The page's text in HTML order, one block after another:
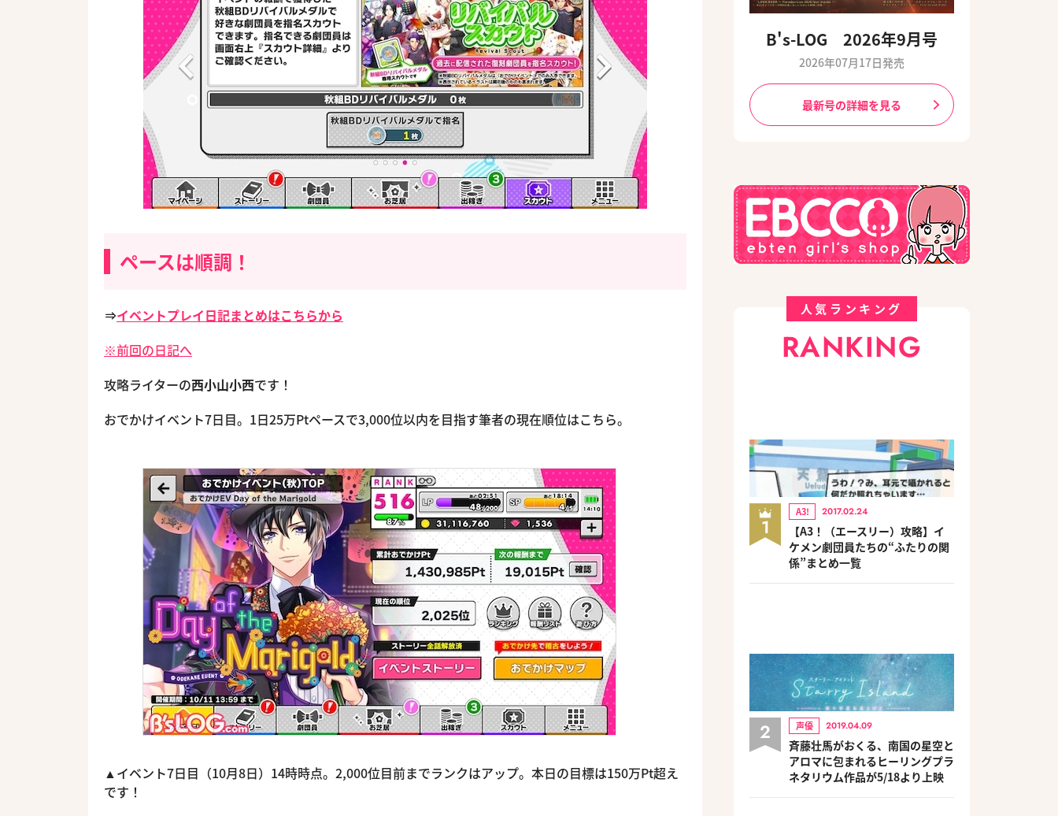
ペースは順調！
⇒イベントプレイ日記まとめはこちらから
※前回の日記へ
攻略ライターの西小山小西です！
おでかけイベント7日目。1日25万Ptペースで3,000位以内を目指す筆者の現在順位はこちら。
▲イベント7日目（10月8日）14時時点。2,000位目前までランクはアップ。本日の目標は150万Pt超え
です！
B's-LOG 2026年9月号
2026年07月17日発売
最新号の詳細を見る
人気ランキング
RANKING
1
A3! 2017.02.24
【A3！（エースリー）攻略】イ
ケメン劇団員たちの“ふたりの関
係”まとめ一覧
2 声優 2019.04.09
斉藤壮馬がおくる、南国の星空と
アロマに包まれるヒーリングプラ
ネタリウム作品が5/18より上映